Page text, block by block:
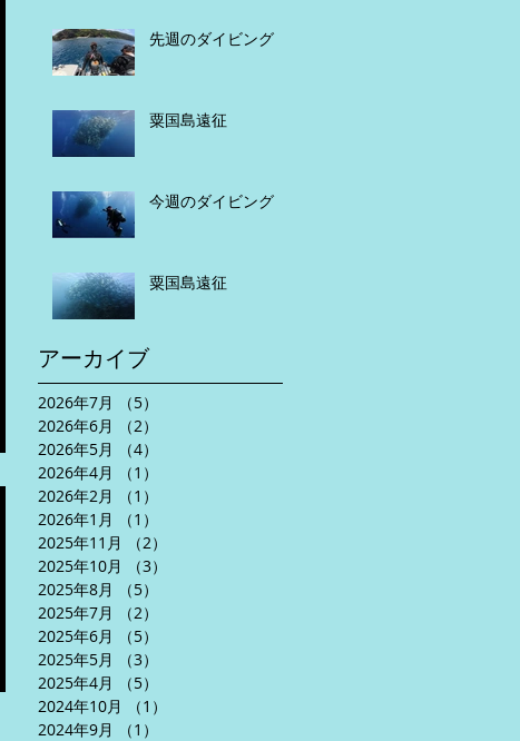
先週のダイビング
粟国島遠征
今週のダイビング
粟国島遠征
アーカイブ
2026年7月 （5）
2026年6月
（2）
2026年5月
（4）
2026年4月
（1）
2026年2月
（1）
2026年1月
（1）
2025年11月
（2）
2025年10月
（3）
2025年8月
（5）
2025年7月
（2）
2025年6月
（5）
2025年5月
（3）
2025年4月
（5）
2024年10月
（1）
2024年9月
（1）